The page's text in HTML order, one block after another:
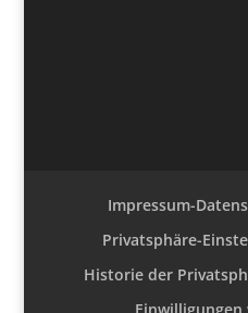
Impressum-
Privatsphäre-
Historie der